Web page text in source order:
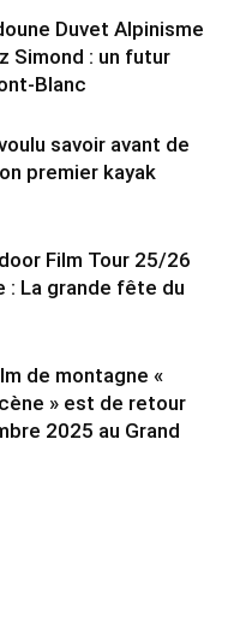
Duvet Alpinisme
Simond : un futur
Blanc
savoir avant de
premier kayak
Film Tour 25/26
: La grande fête du
de montagne «
» est de retour
2025 au Grand